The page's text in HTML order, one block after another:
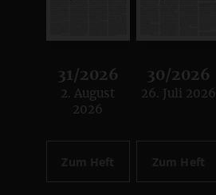
31/2026
:
2. August
2026
Zum Heft
30/2026
:
26. Juli 2026
Zum Heft